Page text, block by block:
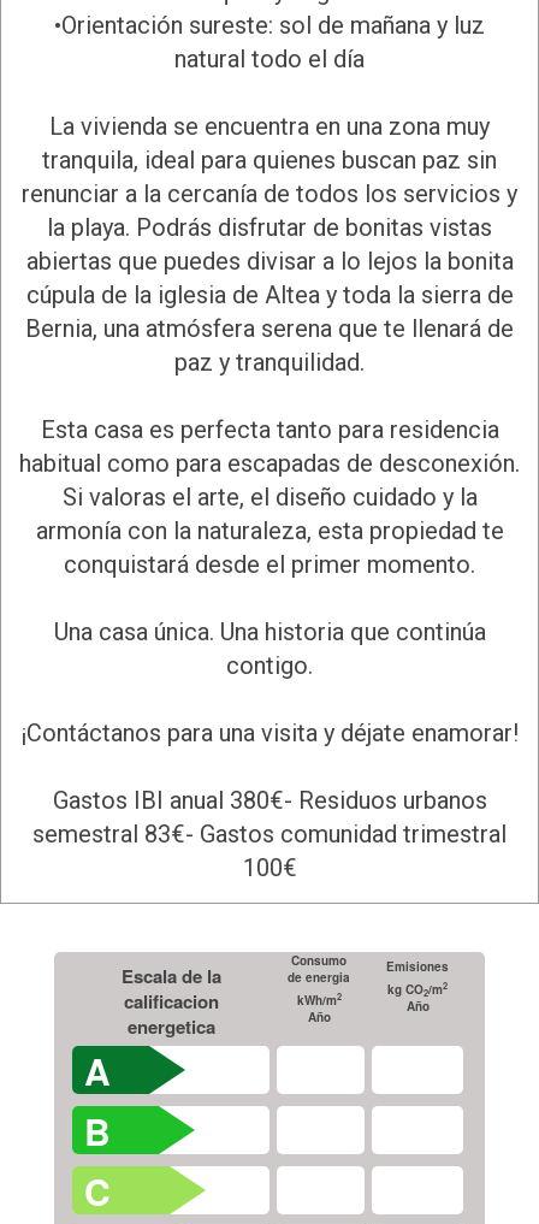
•Orientación sureste: sol de mañana y luz
natural todo el día
La vivienda se encuentra en una zona muy
tranquila, ideal para quienes buscan paz sin
renunciar a la cercanía de todos los servicios y
la playa. Podrás disfrutar de bonitas vistas
abiertas que puedes divisar a lo lejos la bonita
cúpula de la iglesia de Altea y toda la sierra de
Bernia, una atmósfera serena que te llenará de
paz y tranquilidad.
Esta casa es perfecta tanto para residencia
habitual como para escapadas de desconexión.
Si valoras el arte, el diseño cuidado y la
armonía con la naturaleza, esta propiedad te
conquistará desde el primer momento.
Una casa única. Una historia que continúa
contigo.
¡Contáctanos para una visita y déjate enamorar!
Gastos IBI anual 380€- Residuos urbanos
semestral 83€- Gastos comunidad trimestral
100€
Escala de la
calificacion
energetica
Consumo
de energia
kWh/m2
Año
Emisiones
kg CO2/m2
Año
A
B
C